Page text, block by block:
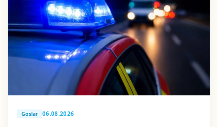
Goslar 06.08.2026